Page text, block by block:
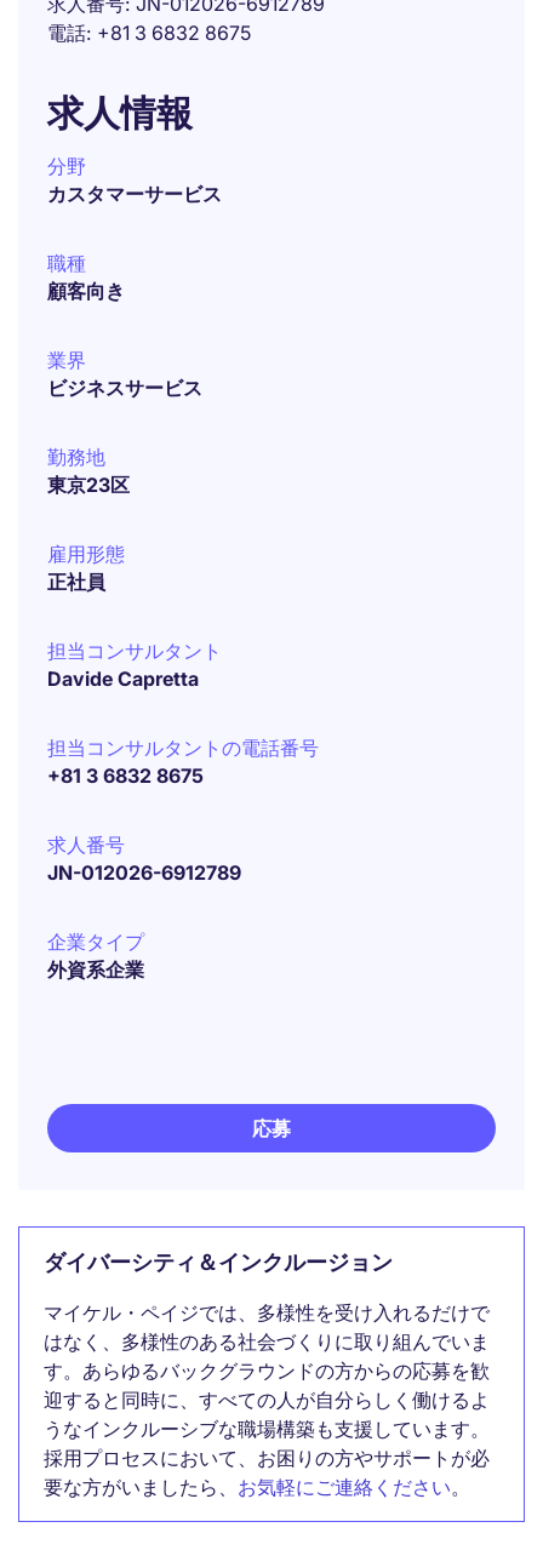
電話 +81 3 6832 8675
求人情報
分野
カスタマーサービス
職種
顧客向き
業界
ビジネスサービス
勤務地
東京23区
雇用形態
正社員
担当コンサルタント
Davide Capretta
担当コンサルタントの電話番号
+81 3 6832 8675
求人番号
JN-012026-6912789
企業タイプ
外資系企業
応募
ダイバーシティ＆インクルージョン
マイケル・ペイジでは、多様性を受け入れるだけで
はなく、多様性のある社会づくりに取り組んでいま
す。あらゆるバックグラウンドの方からの応募を歓
迎すると同時に、すべての人が自分らしく働けるよ
うなインクルーシブな職場構築も支援しています。
採用プロセスにおいて、お困りの方やサポートが必
要な方がいましたら、 お気軽にご連絡ください。